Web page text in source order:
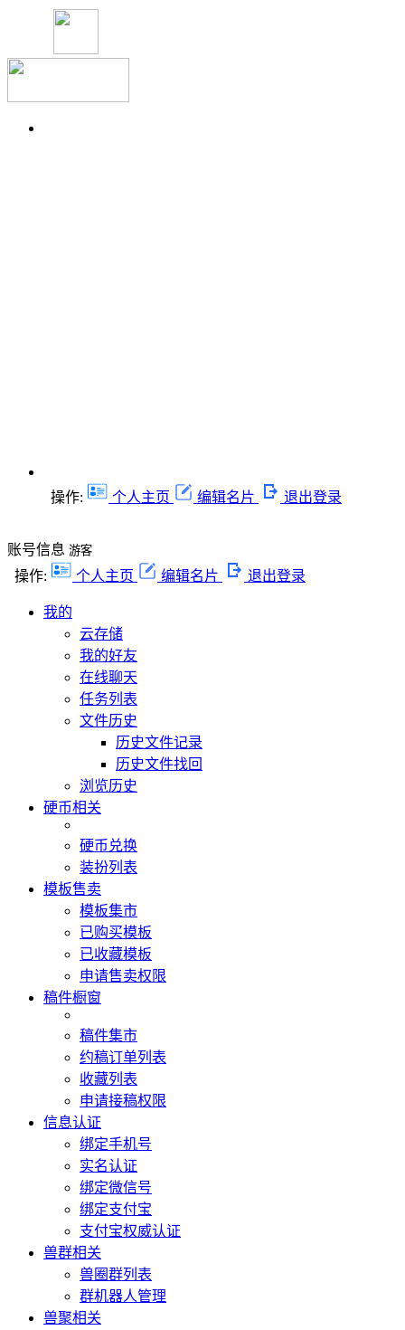
操作: 个人主页 编辑名片 退出登录
账号信息 游客
操作: 个人主页 编辑名片 退出登录
我的
云存储
我的好友
在线聊天
任务列表
文件历史
历史文件记录
历史文件找回
浏览历史
硬币相关
硬币兑换
装扮列表
模板售卖
模板集市
已购买模板
已收藏模板
申请售卖权限
稿件橱窗
稿件集市
约稿订单列表
收藏列表
申请接稿权限
信息认证
绑定手机号
实名认证
绑定微信号
绑定支付宝
支付宝权威认证
兽群相关
兽圈群列表
群机器人管理
兽聚相关